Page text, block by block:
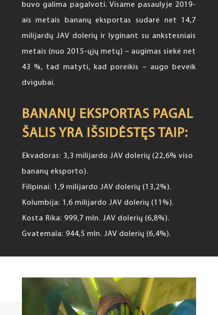
buvo galima pagalvoti. Visame pasaulyje 2019-
ais metais bananų eksportas sudarė net 14,7
milijardų JAV dolerių ir lyginant su ankstesniais
metais (nuo 2015-ųjų metų) – augimas siekė net
43 %, tad matyti, kad poreikis – augo beveik
dvigubai.
BANANŲ EKSPORTAS PAGAL
ŠALIS YRA IŠSIDĖSTĘS TAIP:
Ekvadoras: 3,3 milijardo JAV dolerių (22,6% viso
bananų eksporto).
Filipinai: 1,9 milijardo JAV dolerių (13,2%).
Kolumbija: 1,6 milijardo JAV dolerių (11%).
Kosta Rika: 999,7 mln. JAV dolerių (6,8%).
Gvatemala: 944,5 mln. JAV dolerių (6,4%).